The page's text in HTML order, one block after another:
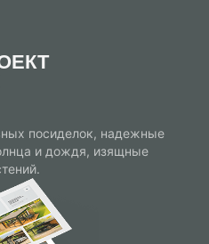
посиделок, надежные
и дождя, изящные